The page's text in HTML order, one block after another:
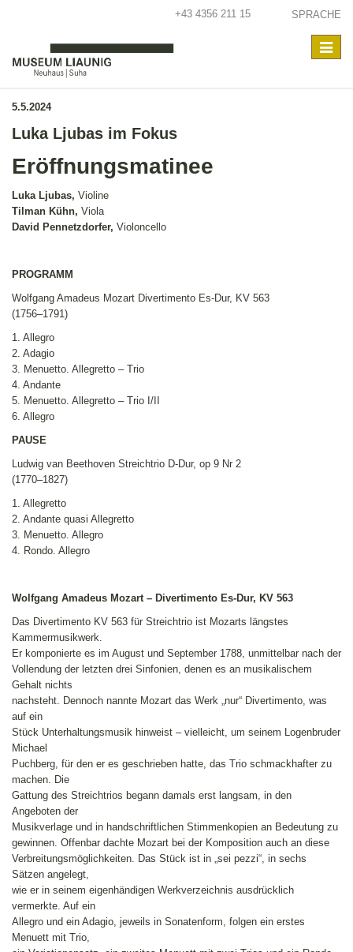
+43 4356 211 15 SPRACHE
Toggle
5.5.2024
Luka Ljubas im Fokus
Eröffnungsmatinee
Luka Ljubas, Violine
Tilman Kühn, Viola
David Pennetzdorfer, Violoncello
PROGRAMM
Wolfgang Amadeus Mozart Divertimento Es-Dur, KV 563
(1756–1791)
1. Allegro
2. Adagio
3. Menuetto. Allegretto – Trio
4. Andante
5. Menuetto. Allegretto – Trio I/II
6. Allegro
PAUSE
Ludwig van Beethoven Streichtrio D-Dur, op 9 Nr 2
(1770–1827)
1. Allegretto
2. Andante quasi Allegretto
3. Menuetto. Allegro
4. Rondo. Allegro
Wolfgang Amadeus Mozart – Divertimento Es-Dur, KV 563
Das Divertimento KV 563 für Streichtrio ist Mozarts längstes
Kammermusikwerk.
Er komponierte es im August und September 1788, unmittelbar nach der
Vollendung der letzten drei Sinfonien, denen es an musikalischem
Gehalt nichts
nachsteht. Dennoch nannte Mozart das Werk „nur“ Divertimento, was
auf ein
Stück Unterhaltungsmusik hinweist – vielleicht, um seinem Logenbruder
Michael
Puchberg, für den er es geschrieben hatte, das Trio schmackhafter zu
machen. Die
Gattung des Streichtrios begann damals erst langsam, in den
Angeboten der
Musikverlage und in handschriftlichen Stimmenkopien an Bedeutung zu
gewinnen. Offenbar dachte Mozart bei der Komposition auch an diese
Verbreitungsmöglichkeiten. Das Stück ist in „sei pezzi“, in sechs
Sätzen angelegt,
wie er in seinem eigenhändigen Werkverzeichnis ausdrücklich
vermerkte. Auf ein
Allegro und ein Adagio, jeweils in Sonatenform, folgen ein erstes
Menuett mit Trio,